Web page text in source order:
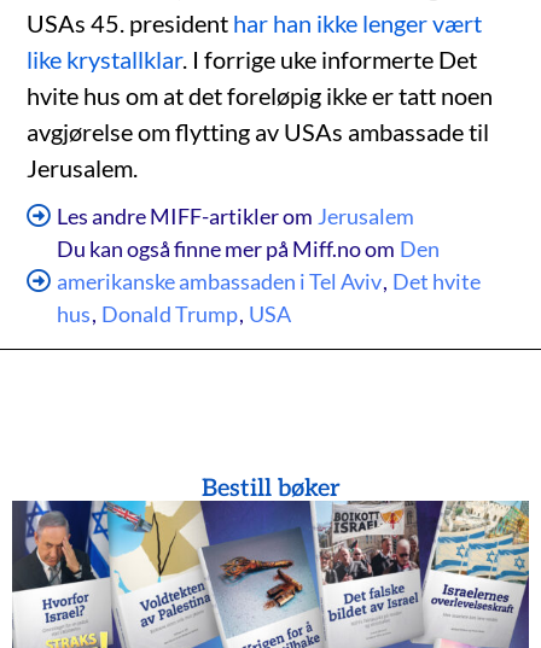
USAs 45. president har han ikke lenger vært
like krystallklar. I forrige uke informerte Det
hvite hus om at det foreløpig ikke er tatt noen
avgjørelse om flytting av USAs ambassade til
Jerusalem.
Les andre MIFF-artikler om Jerusalem
Du kan også finne mer på Miff.no om Den
amerikanske ambassaden i Tel Aviv, Det hvite
hus, Donald Trump, USA
Bestill bøker